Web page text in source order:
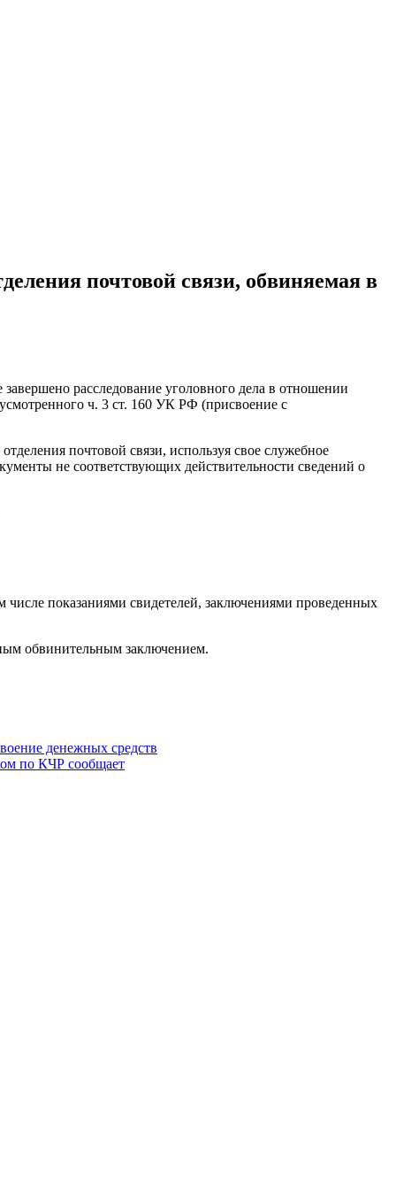
почтовой связи, обвиняемая в
расследование уголовного дела в отношении
ч. 3 ст. 160 УК РФ (присвоение с
почтовой связи, используя свое служебное
не соответствующих действительности сведений о
показаниями свидетелей, заключениями проведенных
обвинительным заключением.
денежных средств
по КЧР сообщает